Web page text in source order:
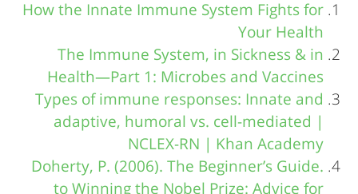
How the Innate Immune System Fights for
Your Health
The Immune System, in Sickness & in
Health—Part 1: Microbes and Vaccines
Types of immune responses: Innate and
adaptive, humoral vs. cell-mediated |
NCLEX-RN | Khan Academy
.Doherty, P. (2006). The Beginner’s Guide
to Winning the Nobel Prize: Advice for